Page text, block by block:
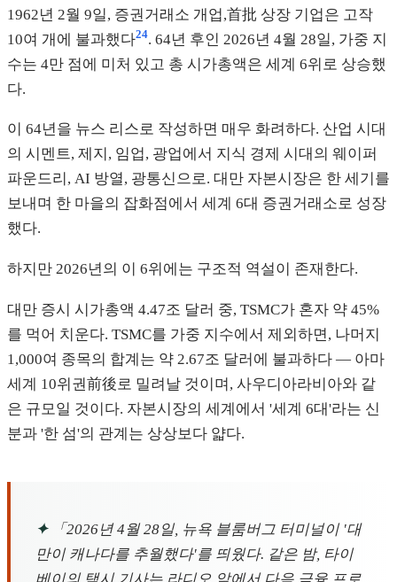
1962년 2월 9일, 증권거래소 개업,首批 상장 기업은 고작
10여 개에 불과했다24. 64년 후인 2026년 4월 28일, 가중 지
수는 4만 점에 미처 있고 총 시가총액은 세계 6위로 상승했
다.
이 64년을 뉴스 리스로 작성하면 매우 화려하다. 산업 시대
의 시멘트, 제지, 임업, 광업에서 지식 경제 시대의 웨이퍼
파운드리, AI 방열, 광통신으로. 대만 자본시장은 한 세기를
보내며 한 마을의 잡화점에서 세계 6대 증권거래소로 성장
했다.
하지만 2026년의 이 6위에는 구조적 역설이 존재한다.
대만 증시 시가총액 4.47조 달러 중, TSMC가 혼자 약 45%
를 먹어 치운다. TSMC를 가중 지수에서 제외하면, 나머지
1,000여 종목의 합계는 약 2.67조 달러에 불과하다 — 아마
세계 10위권前後로 밀려날 것이며, 사우디아라비아와 같
은 규모일 것이다. 자본시장의 세계에서 '세계 6대'라는 신
분과 '한 섬'의 관계는 상상보다 얇다.
✦「2026년 4월 28일, 뉴욕 블룸버그 터미널이 '대
만이 캐나다를 추월했다'를 띄웠다. 같은 밤, 타이